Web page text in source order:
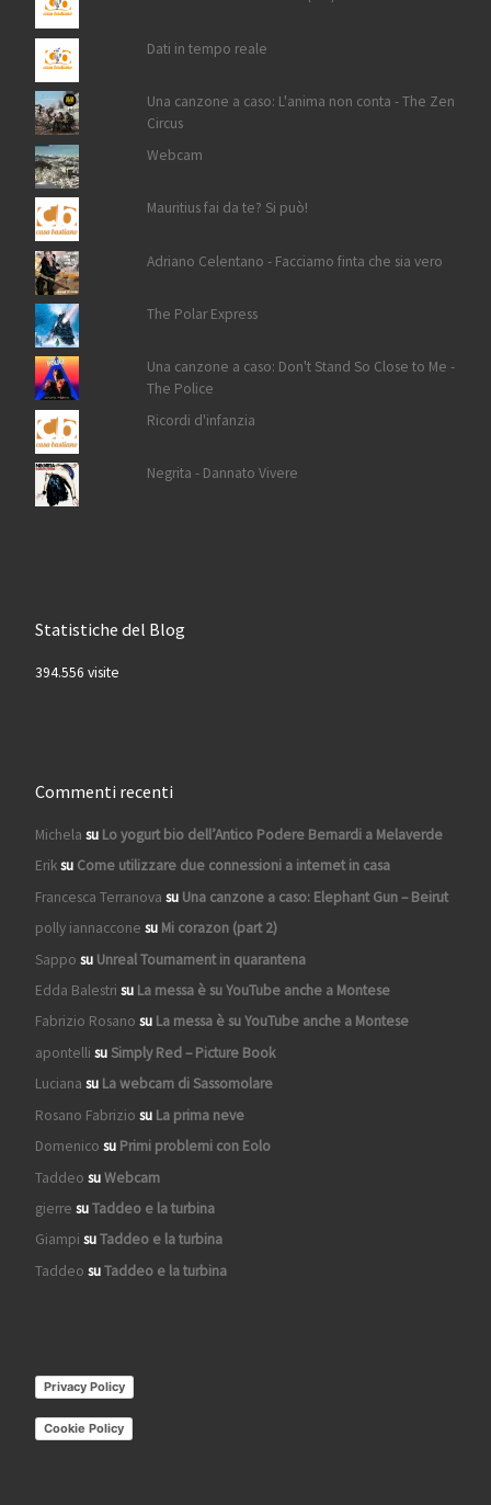
Dati in tempo reale
Una canzone a caso: L'anima non conta - The Zen
Circus
Webcam
Mauritius fai da te? Si può!
Adriano Celentano - Facciamo finta che sia vero
The Polar Express
Una canzone a caso: Don't Stand So Close to Me -
The Police
Ricordi d'infanzia
Negrita - Dannato Vivere
Statistiche del Blog
394.556 visite
Commenti recenti
Michela su Lo yogurt bio dell’Antico Podere Bernardi a Melaverde
Eriksu Come utilizzare due connessioni a internet in casa
Francesca Terranova su Una canzone a caso: Elephant Gun – Beirut
polly iannaccone su Mi corazon (part 2)
Sappo su Unreal Tournament in quarantena
Edda Balestri su La messa è su YouTube anche a Montese
Fabrizio Rosano su La messa è su YouTube anche a Montese
apontelli suSimply Red – Picture Book
Luciana su La webcam di Sassomolare
Rosano Fabrizio su La prima neve
Domenico su Primi problemi con Eolo
Taddeo suWebcam
gierre suTaddeo e la turbina
Giampi suTaddeo e la turbina
Taddeo suTaddeo e la turbina
Privacy Policy
Cookie Policy